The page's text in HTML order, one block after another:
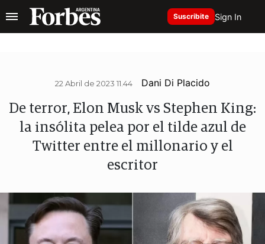
Suscribite Sign In
22 Abril de 2023 11.44 Dani Di Placido
De terror, Elon Musk vs Stephen King:
la insólita pelea por el tilde azul de
Twitter entre el millonario y el
escritor